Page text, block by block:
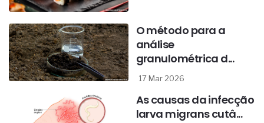
O método para a
análise
granulométrica d...
17 Mar 2026
As causas da infecção
larva migrans cutâ...